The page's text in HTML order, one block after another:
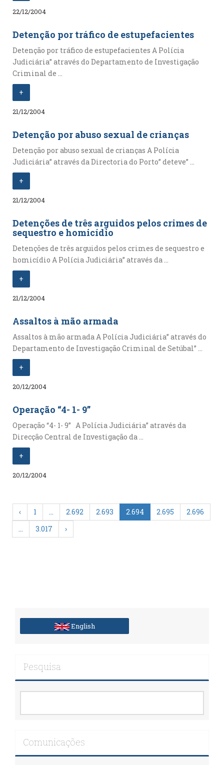
22/12/2004
Detenção por tráfico de estupefacientes
Detenção por tráfico de estupefacientes A Polícia
Judiciária” através do Departamento de Investigação
Criminal de ...
+
21/12/2004
Detenção por abuso sexual de crianças
Detenção por abuso sexual de crianças A Polícia
Judiciária” através da Directoria do Porto” deteve” ...
+
21/12/2004
Detenções de três arguidos pelos crimes de
sequestro e homicídio
Detenções de três arguidos pelos crimes de sequestro e
homicídio A Polícia Judiciária” através da ...
+
21/12/2004
Assaltos à mão armada
Assaltos à mão armada A Polícia Judiciária” através do
Departamento de Investigação Criminal de Setúbal” ...
+
20/12/2004
Operação “4- 1- 9”
Operação “4- 1- 9” A Polícia Judiciária” através da
Direcção Central de Investigação da ...
+
20/12/2004
‹ 1 … 2.692 2.693 2.694 2.695
2.696
…
3.017 ›
English
Pesquisa
Comunicações